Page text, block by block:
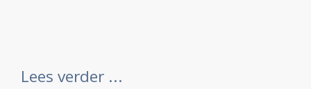
Lees verder ...